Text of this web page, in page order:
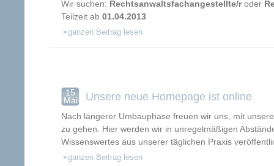
Wir suchen: Rechtsanwaltsfachangestellte/roder
Teilzeit ab 01.04.2013
ganzen Beitrag lesen
15
Mai
Unsere neue Homepage ist online
Nach längerer Umbauphase freuen wir uns, mit
zu gehen. Hier werden wir in unregelmäßigen
Wissenswertes aus unserer täglichen Praxis
ganzen Beitrag lesen